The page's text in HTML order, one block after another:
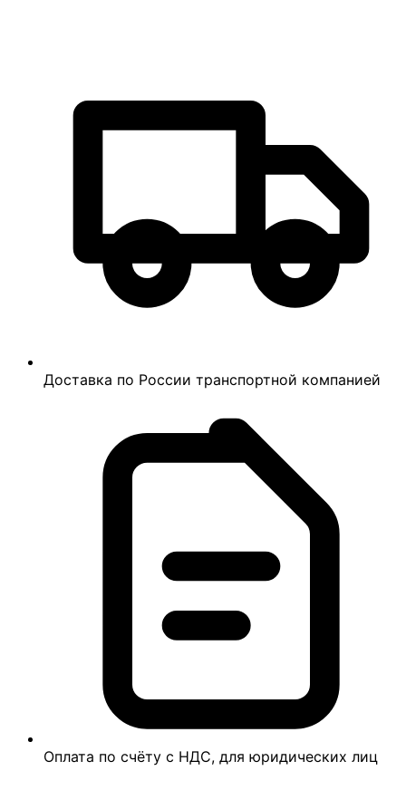
Доставка по России транспортной компанией
Оплата по счёту с НДС, для юридических лиц